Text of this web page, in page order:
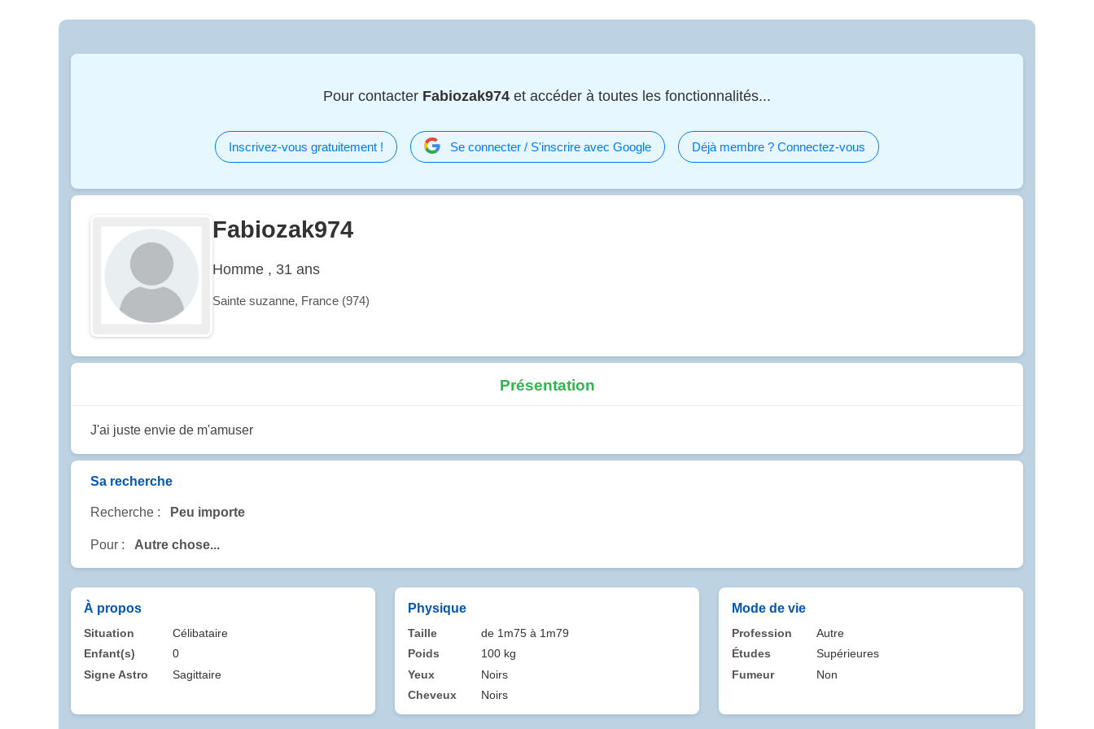
Pour contacter Fabiozak974 et accéder à toutes les fonctionnalités...
Inscrivez-vous gratuitement ! Se connecter / S'inscrire avec Google Déjà membre ? Connectez-vous
Fabiozak974
Homme , 31 ans
Sainte suzanne, France (974)
Présentation
J'ai juste envie de m'amuser
Sa recherche
Recherche : Peu importe
Pour : Autre chose...
À propos
Situation
Célibataire
Enfant(s)
0
Signe Astro
Sagittaire
Physique
Taille
de 1m75 à 1m79
Poids
100 kg
Yeux
Noirs
Cheveux
Noirs
Mode de vie
Profession
Autre
Études
Supérieures
Fumeur
Non